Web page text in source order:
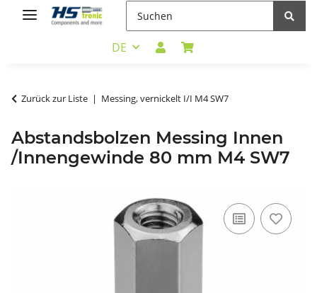
DE
Zurück zur Liste Messing, vernickelt I/I M4 SW7
Abstandsbolzen Messing Innen
/Innengewinde 80 mm M4 SW7